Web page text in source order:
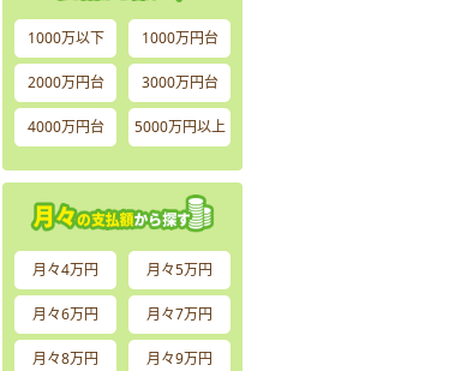
1000万以下 1000万円台
2000万円台 3000万円台
4000万円台 5000万円以上
月々4万円 月々5万円
月々6万円 月々7万円
月々8万円 月々9万円